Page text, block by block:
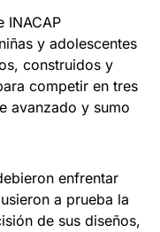
INACAP
y adolescentes
construidos y
competir en tres
avanzado y sumo
enfrentar
a prueba la
de sus diseños,